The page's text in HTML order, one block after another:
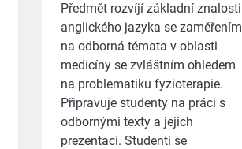
Předmět rozvíjí základní znalosti
anglického jazyka se zaměřením
na odborná témata v oblasti
medicíny se zvláštním ohledem
na problematiku fyzioterapie.
Připravuje studenty na práci s
odbornými texty a jejich
prezentací. Studenti se